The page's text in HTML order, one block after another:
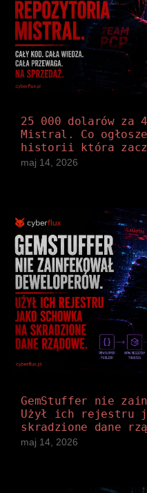
25 000 dolarów za
Mistral. Co
historii która
maj 14, 2026
GemStuffer nie
Użył ich rejestru
skradzione dane
maj 14, 2026